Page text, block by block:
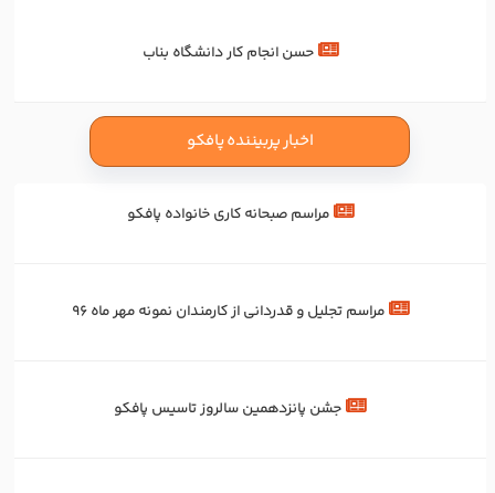
حسن انجام کار دانشگاه بناب
اخبار پربیننده پافکو
مراسم صبحانه کاری خانواده پافکو
مراسم تجلیل و قدردانی از کارمندان نمونه مهر ماه 96
جشن پانزدهمین سالروز تاسیس پافکو